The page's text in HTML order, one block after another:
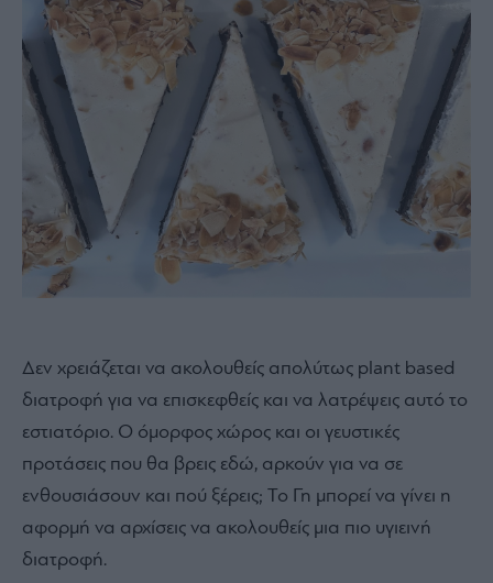
Δεν χρειάζεται να ακολουθείς απολύτως plant based
διατροφή για να επισκεφθείς και να λατρέψεις αυτό το
εστιατόριο. Ο όμορφος χώρος και οι γευστικές
προτάσεις που θα βρεις εδώ, αρκούν για να σε
ενθουσιάσουν και πού ξέρεις; Το Γη μπορεί να γίνει η
αφορμή να αρχίσεις να ακολουθείς μια πιο υγιεινή
διατροφή.